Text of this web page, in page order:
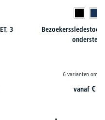
3
Bezoekerssledestoel
6 varianten om
vanaf €